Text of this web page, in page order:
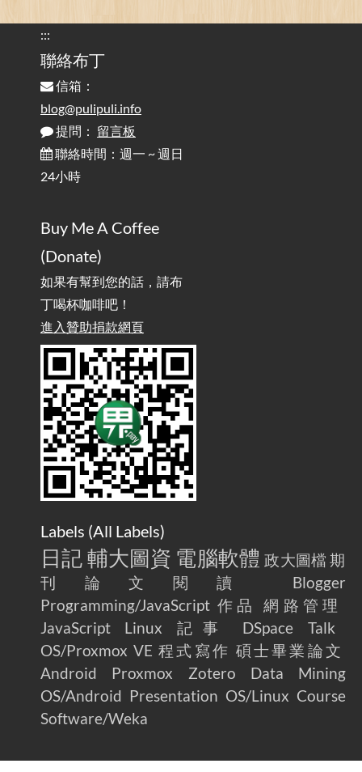
的問題 / Are You Tired of Looking at the Computer? Pay More
Attention to Glare Than the Screen
為何桌前打字總是腰痠背痛？桌子高度和螢幕高度
對人體工學的影響 / The Effect of Desk and Monitor Height on
Ergonomics: Why Does Typing at a Desk Often Lead to Back Pain?
行動網路無法連線？三星手機簡易解決方案
/ Mobile Network Not Connecting? Easy Solutions for Samsung
實作相容OpenAI API，但背後不是OpenAI的API服
務 / Implementing OpenAI API-Compatible Services, But Not
Powered by OpenAI
雜談：生活小技巧之用魔鬼氈避免機車鑰匙脫落吧
/ Talk: Use Velcro to Prevent Your Motorcycle Key From Falling
AdGuard Home不只是拿來擋廣告/ AdGuard
Home Is More Than Just an Ad Blocker
:::
聯絡布丁
信箱：
blog@pulipuli.info
提問： 留言板
聯絡時間：週一 ~ 週日
24小時
Buy Me A Coffee
(Donate)
如果有幫到您的話，請布
丁喝杯咖啡吧！
進入贊助捐款網頁
Labels (All Labels)
日記 輔大圖資 電腦軟體 政大圖檔 期
刊論文閱讀
Blogger
Programming/JavaScript 作品
網路管理
JavaScript
Linux 記事 DSpace
Talk
OS/Proxmox VE 程式寫作 碩士畢業論文
Android
Proxmox Zotero
Data Mining
OS/Android Presentation OS/Linux Course
Software/Weka